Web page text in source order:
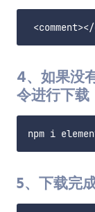
4、如果没
令进行下载
5、下载完